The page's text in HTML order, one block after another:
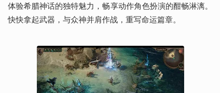
体验希腊神话的独特魅力，畅享动作角色扮演的酣畅淋漓。
快快拿起武器，与众神并肩作战，重写命运篇章。